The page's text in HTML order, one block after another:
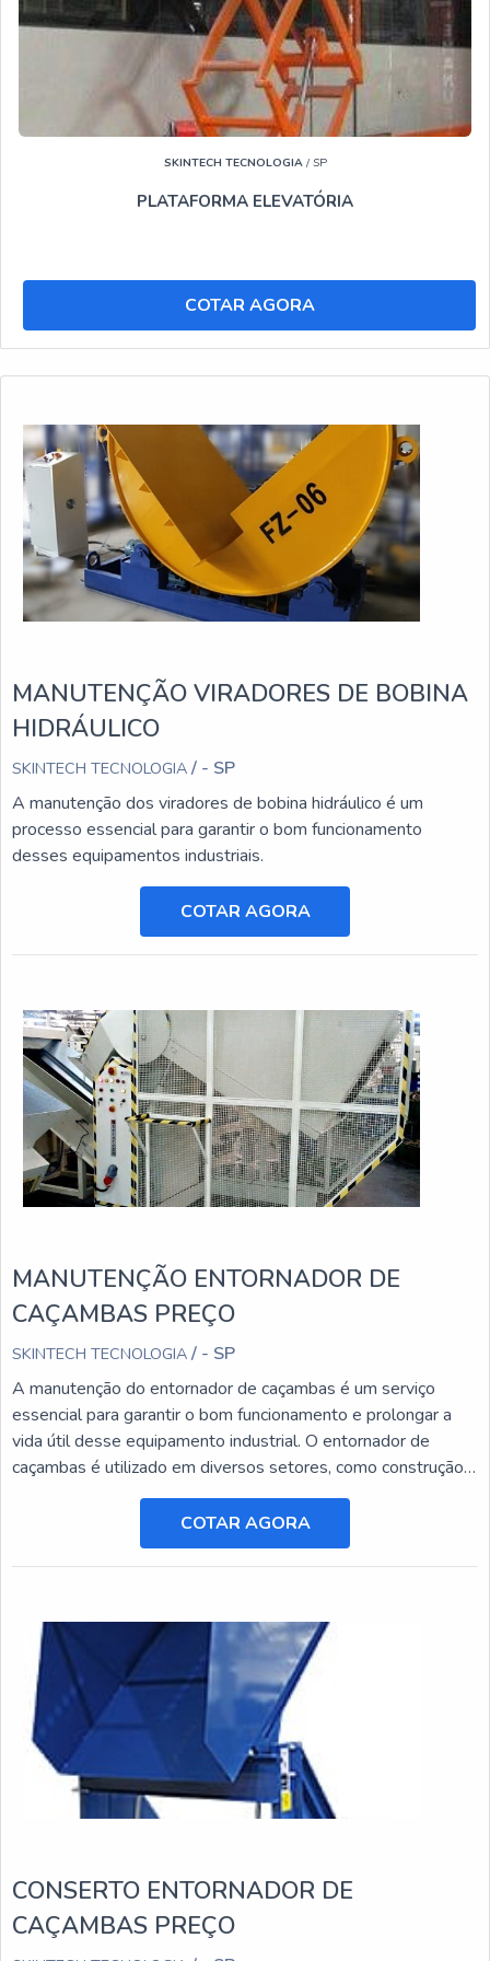
SKINTECH TECNOLOGIA/ SP
PLATAFORMA ELEVATÓRIA
COTAR AGORA
MANUTENÇÃO VIRADORES DE BOBINA
HIDRÁULICO
SKINTECH TECNOLOGIA / - SP
A manutenção dos viradores de bobina hidráulico é um
processo essencial para garantir o bom funcionamento
desses equipamentos industriais.
COTAR AGORA
MANUTENÇÃO ENTORNADOR DE
CAÇAMBAS PREÇO
SKINTECH TECNOLOGIA / - SP
A manutenção do entornador de caçambas é um serviço
essencial para garantir o bom funcionamento e prolongar a
vida útil desse equipamento industrial. O entornador de
caçambas é utilizado em diversos setores, como construção
civil, mineração e agricultura, e está sujeito a desgastes e
danos ao longo do tempo.COTAR AGORA
CONSERTO ENTORNADOR DE
CAÇAMBAS PREÇO